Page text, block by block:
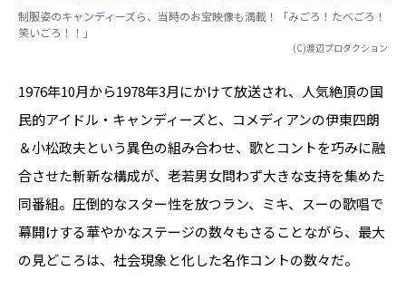
制服姿のキャンディーズら、当時のお宝映像も満載！「みごろ！たべごろ！
笑いごろ！！」
(C)渡辺プロダクション
1976年10月から1978年3月にかけて放送され、人気絶頂の国
民的アイドル・キャンディーズと、コメディアンの伊東四朗
＆小松政夫という異色の組み合わせ、歌とコントを巧みに融
合させた斬新な構成が、老若男女問わず大きな支持を集めた
同番組。圧倒的なスター性を放つラン、ミキ、スーの歌唱で
幕開けする華やかなステージの数々もさることながら、最大
の見どころは、社会現象と化した名作コントの数々だ。